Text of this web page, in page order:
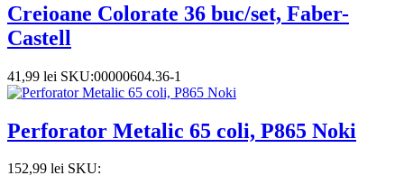
Creioane Colorate 36 buc/set, Faber-
Castell
41,99 lei SKU:00000604.36-1
Perforator Metalic 65 coli, P865 Noki
152,99 lei SKU: